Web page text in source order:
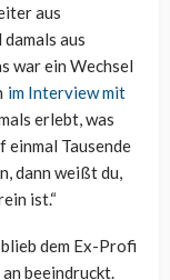
aus
aus
war ein Wechsel
im Interview mit
erlebt, was
Tausende
dann weißt du,
ist.“
dem Ex-Profi
beeindruckt.